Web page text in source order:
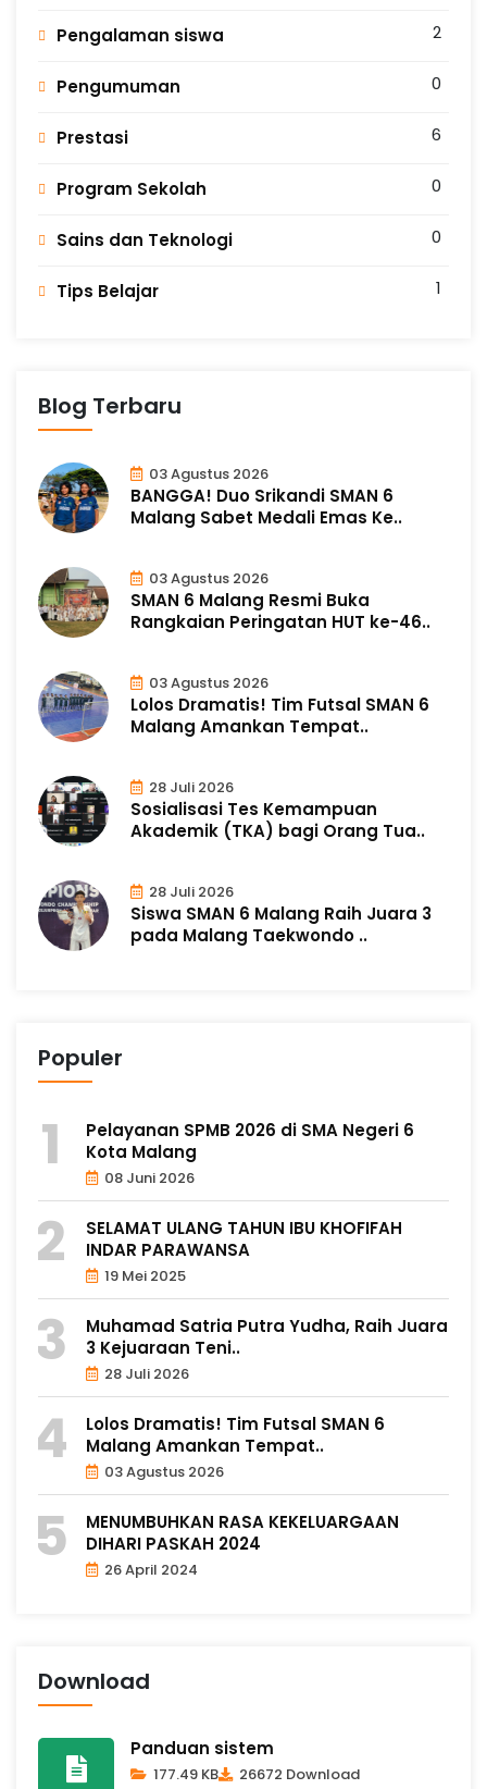
Pengalaman siswa 2
Pengumuman 0
Prestasi 6
Program Sekolah 0
Sains dan Teknologi 0
Tips Belajar 1
Blog Terbaru
03 Agustus 2026
BANGGA! Duo Srikandi SMAN 6
Malang Sabet Medali Emas Ke..
03 Agustus 2026
SMAN 6 Malang Resmi Buka
Rangkaian Peringatan HUT ke-46..
03 Agustus 2026
Lolos Dramatis! Tim Futsal SMAN 6
Malang Amankan Tempat..
28 Juli 2026
Sosialisasi Tes Kemampuan
Akademik (TKA) bagi Orang Tua..
28 Juli 2026
Siswa SMAN 6 Malang Raih Juara 3
pada Malang Taekwondo ..
Populer
Pelayanan SPMB 2026 di SMA Negeri 6
Kota Malang
08 Juni 2026
SELAMAT ULANG TAHUN IBU KHOFIFAH
INDAR PARAWANSA
19 Mei 2025
Muhamad Satria Putra Yudha, Raih Juara
3 Kejuaraan Teni..
28 Juli 2026
Lolos Dramatis! Tim Futsal SMAN 6
Malang Amankan Tempat..
03 Agustus 2026
MENUMBUHKAN RASA KEKELUARGAAN
DIHARI PASKAH 2024
26 April 2024
Download
Panduan sistem
177.49 KB 26672 Download